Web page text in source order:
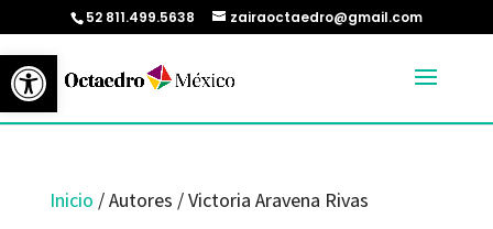
Abrir barra de herramientas
52 811.499.5638 zairaoctaedro@gmail.com
Inicio / Autores / Victoria Aravena Rivas